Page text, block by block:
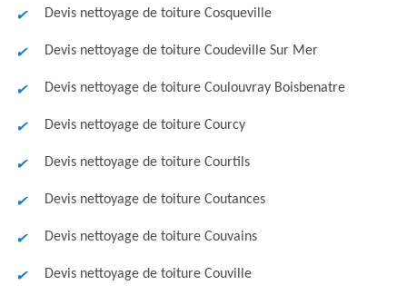
Devis nettoyage de toiture Cosqueville
Devis nettoyage de toiture Coudeville Sur Mer
Devis nettoyage de toiture Coulouvray Boisbenatre
Devis nettoyage de toiture Courcy
Devis nettoyage de toiture Courtils
Devis nettoyage de toiture Coutances
Devis nettoyage de toiture Couvains
Devis nettoyage de toiture Couville